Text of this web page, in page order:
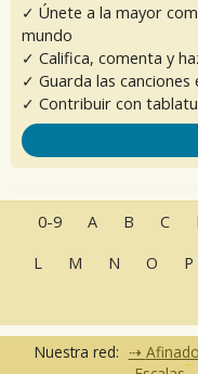
✓ Únete a la mayor
mundo
✓ Califica, comenta y
✓ Guarda las canciones
✓ Contribuir con
0-9 A B C
L
M N O P
Nuestra red: